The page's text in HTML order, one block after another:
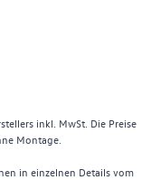
inkl. MwSt. Die Preise
Montage.
in einzelnen Details vom